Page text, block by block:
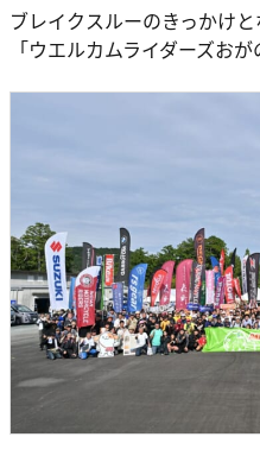
ブレイクスルーのきっかけ
「ウエルカムライダーズおが